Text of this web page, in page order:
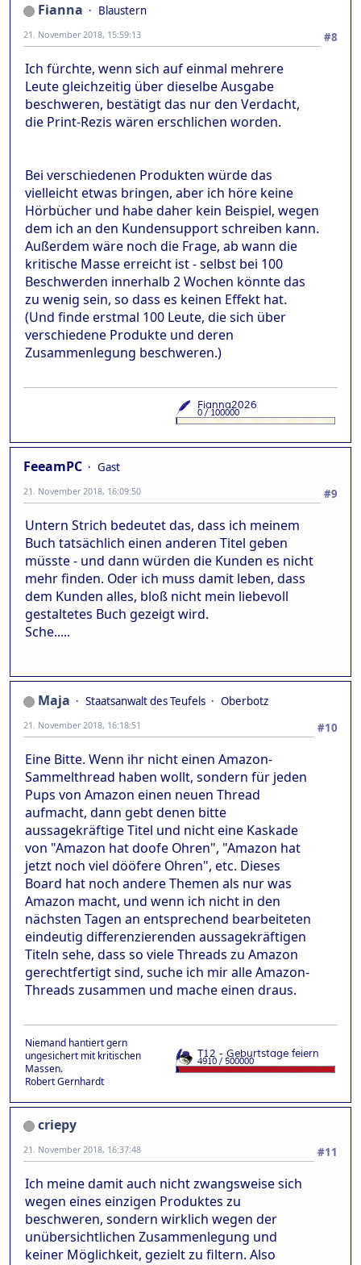
Fianna
Blaustern
#8
21. November 2018, 15:59:13
Ich fürchte, wenn sich auf einmal mehrere
Leute gleichzeitig über dieselbe Ausgabe
beschweren, bestätigt das nur den Verdacht,
die Print-Rezis wären erschlichen worden.
Bei verschiedenen Produkten würde das
vielleicht etwas bringen, aber ich höre keine
Hörbücher und habe daher kein Beispiel, wegen
dem ich an den Kundensupport schreiben kann.
Außerdem wäre noch die Frage, ab wann die
kritische Masse erreicht ist - selbst bei 100
Beschwerden innerhalb 2 Wochen könnte das
zu wenig sein, so dass es keinen Effekt hat.
(Und finde erstmal 100 Leute, die sich über
verschiedene Produkte und deren
Zusammenlegung beschweren.)
FeeamPC
Gast
#9
21. November 2018, 16:09:50
Untern Strich bedeutet das, dass ich meinem
Buch tatsächlich einen anderen Titel geben
müsste - und dann würden die Kunden es nicht
mehr finden. Oder ich muss damit leben, dass
dem Kunden alles, bloß nicht mein liebevoll
gestaltetes Buch gezeigt wird.
Sche.....
Maja Staatsanwalt des Teufels
Oberbotz
#10
21. November 2018, 16:18:51
Eine Bitte. Wenn ihr nicht einen Amazon-
Sammelthread haben wollt, sondern für jeden
Pups von Amazon einen neuen Thread
aufmacht, dann gebt denen bitte
aussagekräftige Titel und nicht eine Kaskade
von "Amazon hat doofe Ohren", "Amazon hat
jetzt noch viel dööfere Ohren", etc. Dieses
Board hat noch andere Themen als nur was
Amazon macht, und wenn ich nicht in den
nächsten Tagen an entsprechend bearbeiteten
eindeutig differenzierenden aussagekräftigen
Titeln sehe, dass so viele Threads zu Amazon
gerechtfertigt sind, suche ich mir alle Amazon-
Threads zusammen und mache einen draus.
Niemand hantiert gern
ungesichert mit kritischen
Massen.
Robert Gernhardt
criepy
#11
21. November 2018, 16:37:48
Ich meine damit auch nicht zwangsweise sich
wegen eines einzigen Produktes zu
beschweren, sondern wirklich wegen der
unübersichtlichen Zusammenlegung und
keiner Möglichkeit, gezielt zu filtern. Also